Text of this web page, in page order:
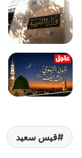
قيس سعيد